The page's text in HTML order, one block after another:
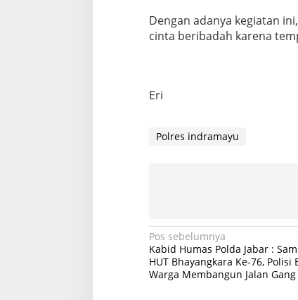
Dengan adanya kegiatan
cinta beribadah karena
Eri
Polres indramayu
Navigasi
pos
Pos sebelumnya
Kabid Humas Polda Jabar :
HUT Bhayangkara Ke-76, Polisi
Warga Membangun Jalan Gang